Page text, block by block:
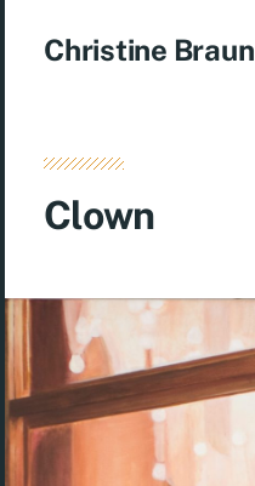
Christine Braun
Clown